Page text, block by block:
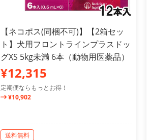
【ネコポス(同梱不可)】【2箱セッ
ト】犬用フロントラインプラスドッ
グXS 5kg未満 6本（動物用医薬品）
¥12,315
定期便ならもっとお得！
¥10,902
送料無料